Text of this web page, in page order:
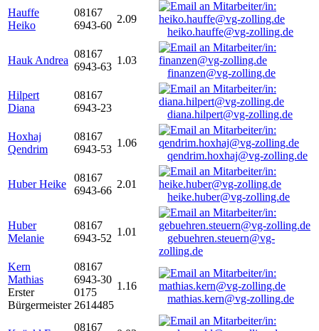
Hauffe
Heiko
08167
6943-60
2.09
heiko.hauffe@vg-zolling.de
Hauk Andrea
08167
6943-63
1.03
finanzen@vg-zolling.de
Hilpert
Diana
08167
6943-23
diana.hilpert@vg-zolling.de
Hoxhaj
Qendrim
08167
6943-53
1.06
qendrim.hoxhaj@vg-zolling.de
Huber Heike
08167
6943-66
2.01
heike.huber@vg-zolling.de
Huber
Melanie
08167
6943-52
1.01
gebuehren.steuern@vg-
zolling.de
Kern
Mathias
Erster
Bürgermeister
08167
6943-30
0175
2614485
1.16
mathias.kern@vg-zolling.de
08167